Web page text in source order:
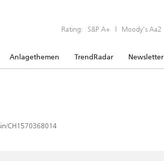
Rating: S&P A+ | Moody’s Aa2
Anlagethemen TrendRadar Newsletter
CH1570368014